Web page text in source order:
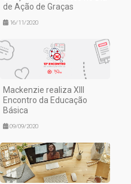
de Ação de Graças
16/11/2020
Mackenzie realiza XIII
Encontro da Educação
Básica
09/09/2020